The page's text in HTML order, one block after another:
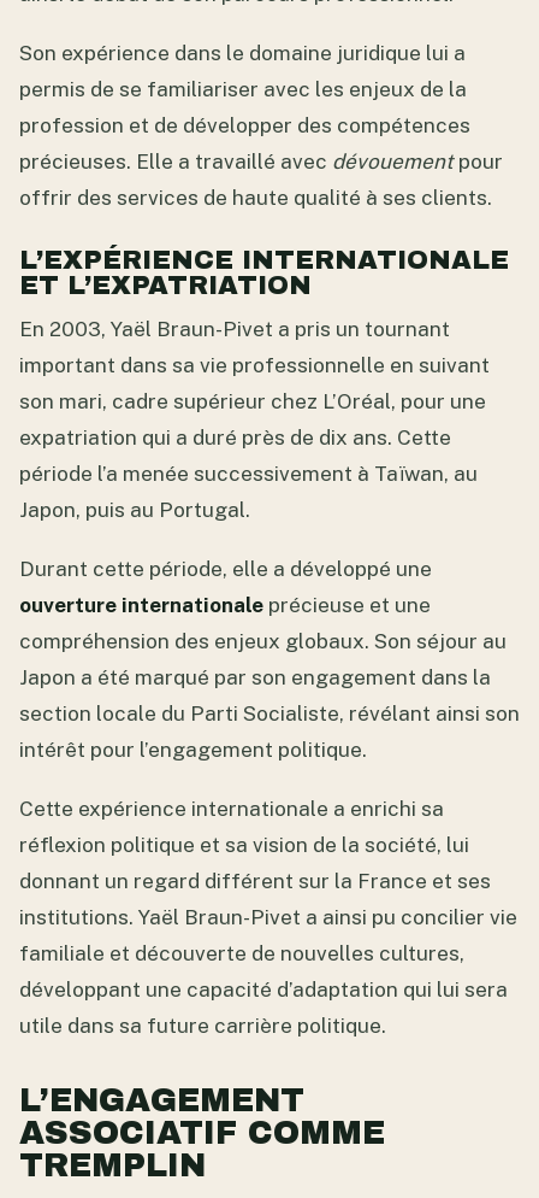
Son expérience dans le domaine juridique lui a
permis de se familiariser avec les enjeux de la
profession et de développer des compétences
précieuses. Elle a travaillé avec dévouementpour
offrir des services de haute qualité à ses clients.
L’EXPÉRIENCE INTERNATIONALE
ET L’EXPATRIATION
En 2003, Yaël Braun-Pivet a pris un tournant
important dans sa vie professionnelle en suivant
son mari, cadre supérieur chez L’Oréal, pour une
expatriation qui a duré près de dix ans. Cette
période l’a menée successivement à Taïwan, au
Japon, puis au Portugal.
Durant cette période, elle a développé une
ouverture internationale précieuse et une
compréhension des enjeux globaux. Son séjour au
Japon a été marqué par son engagement dans la
section locale du Parti Socialiste, révélant ainsi son
intérêt pour l’engagement politique.
Cette expérience internationale a enrichi sa
réflexion politique et sa vision de la société, lui
donnant un regard différent sur la France et ses
institutions. Yaël Braun-Pivet a ainsi pu concilier vie
familiale et découverte de nouvelles cultures,
développant une capacité d’adaptation qui lui sera
utile dans sa future carrière politique.
L’ENGAGEMENT
ASSOCIATIF COMME
TREMPLIN